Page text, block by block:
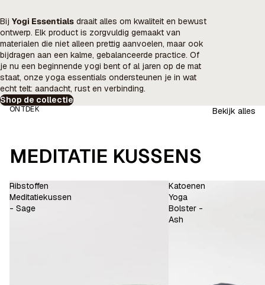
Bij Yogi Essentials draait alles om kwaliteit en bewust
ontwerp. Elk product is zorgvuldig gemaakt van
materialen die niet alleen prettig aanvoelen, maar ook
bijdragen aan een kalme, gebalanceerde practice. Of
je nu een beginnende yogi bent of al jaren op de mat
staat, onze yoga essentials ondersteunen je in wat
echt telt: aandacht, rust en verbinding.
Shop de collectie
ONTDEK
MEDITATIE KUSSENS
Bekijk alles
Ribstoffen
Meditatiekussen
- Sage
Katoenen
Yoga
Bolster -
Ash